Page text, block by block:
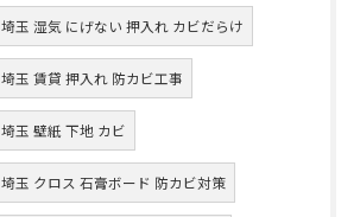
埼玉 湿気 にげない 押入れ カビだらけ
埼玉 賃貸 押入れ 防カビ工事
埼玉 壁紙 下地 カビ
埼玉 クロス 石膏ボード 防カビ対策